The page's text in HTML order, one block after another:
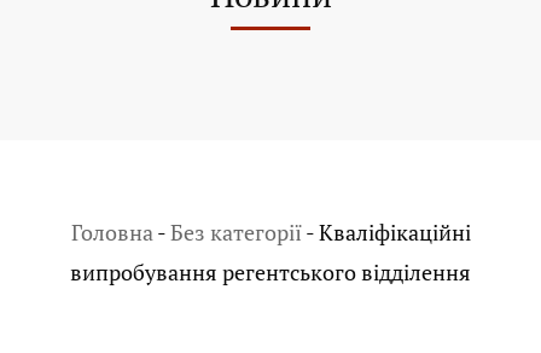
Головна-Без категорії-Кваліфікаційні
випробування регентського відділення